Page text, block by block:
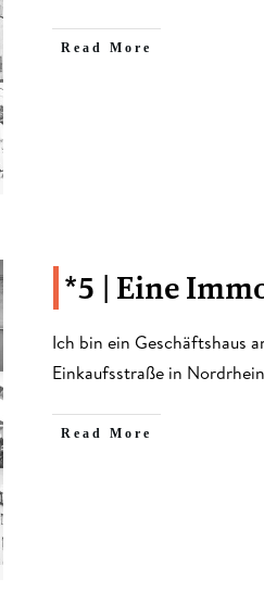
​Read More
*5 | Eine
Ich bin ein Geschäftshaus
Einkaufsstraße in
​Read More